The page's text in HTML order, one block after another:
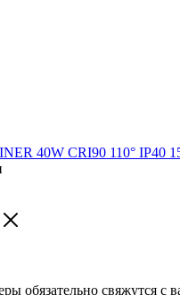
40W CRI90 110° IP40
обязательно свяжутся с